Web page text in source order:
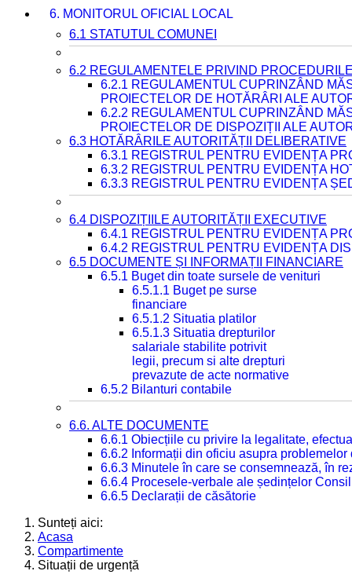
6. MONITORUL OFICIAL LOCAL
6.1 STATUTUL COMUNEI
6.2 REGULAMENTELE PRIVIND
6.2.1 REGULAMENTUL CUPRINZÂND
PROIECTELOR DE HOTĂRÂRI ALE
6.2.2 REGULAMENTUL CUPRINZÂND
PROIECTELOR DE DISPOZIȚII ALE
6.3 HOTĂRÂRILE AUTORITĂȚII DELIBERATIVE
6.3.1 REGISTRUL PENTRU EVIDENȚA
6.3.2 REGISTRUL PENTRU EVIDENȚA
6.3.3 REGISTRUL PENTRU EVIDENȚA
6.4 DISPOZIȚIILE AUTORITĂȚII EXECUTIVE
6.4.1 REGISTRUL PENTRU EVIDENȚA
6.4.2 REGISTRUL PENTRU EVIDENȚA
6.5 DOCUMENTE ȘI INFORMAȚII FINANCIARE
6.5.1 Buget din toate sursele de venituri
6.5.1.1 Buget pe surse
financiare
6.5.1.2 Situatia platilor
6.5.1.3 Situatia drepturilor
salariale stabilite potrivit
legii, precum si alte drepturi
prevazute de acte normative
6.5.2 Bilanturi contabile
6.6. ALTE DOCUMENTE
6.6.1 Obiecțiile cu privire la legalitate,
6.6.2 Informații din oficiu asupra
6.6.3 Minutele în care se consemnează, în
6.6.4 Procesele-verbale ale ședințelor
6.6.5 Declarații de căsătorie
Sunteți aici:
Acasa
Compartimente
Situații de urgență